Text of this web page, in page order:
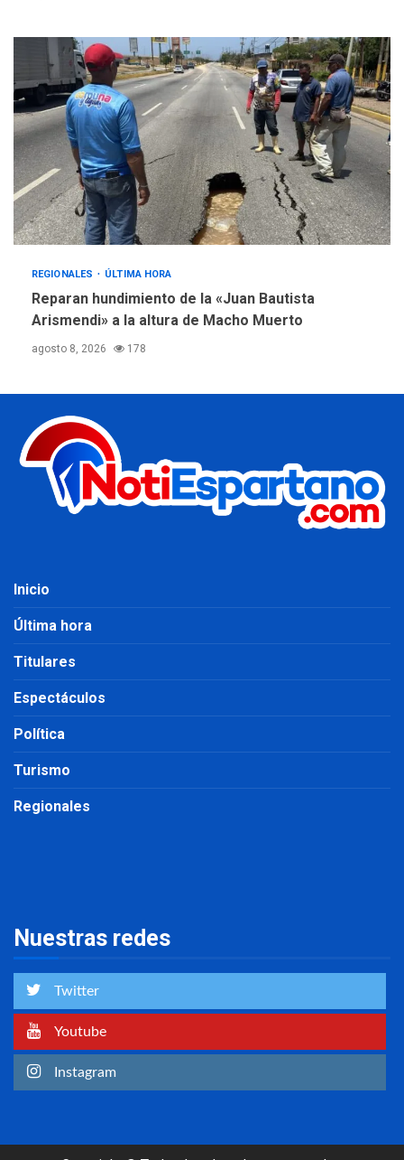
REGIONALES ÚLTIMA HORA
Reparan hundimiento de la «Juan Bautista
Arismendi» a la altura de Macho Muerto
agosto 8, 2026 178
Inicio
Última hora
Titulares
Espectáculos
Política
Turismo
Regionales
Nuestras redes
Twitter
Youtube
Instagram